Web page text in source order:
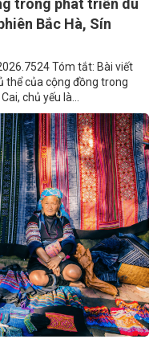
trong phát triển du
Bắc Hà, Sín
Tóm tắt: Bài viết
thể của cộng đồng trong
chủ yếu là...